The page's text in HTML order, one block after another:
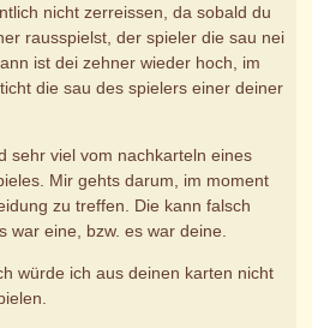
nicht zerreissen, da sobald du
rausspielst, der spieler die sau nei
ist dei zehner wieder hoch, im
die sau des spielers einer deiner
sehr viel vom nachkarteln eines
Mir gehts darum, im moment
zu treffen. Die kann falsch
war eine, bzw. es war deine.
würde ich aus deinen karten nicht